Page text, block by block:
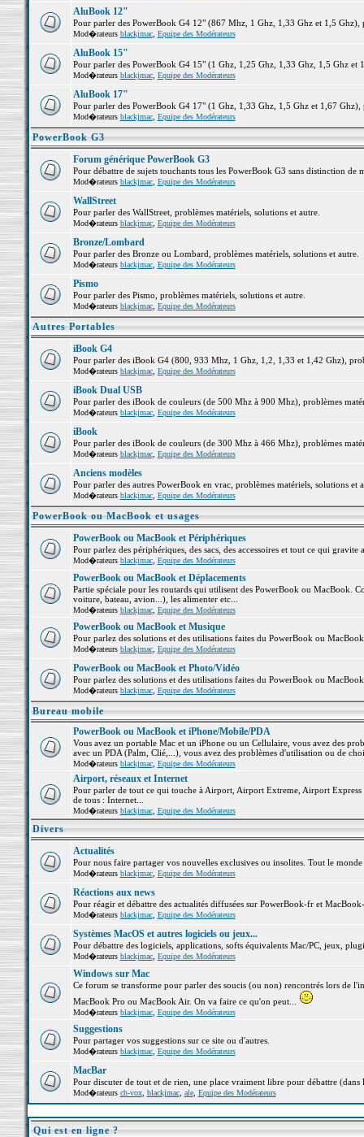
AluBook 12"
Pour parler des PowerBook G4 12" (867 Mhz, 1 Ghz, 1,33 Ghz et 1,5 Ghz),
Mod�rateurs blackjmac, Equipe des Modérateurs
AluBook 15"
Pour parler des PowerBook G4 15" (1 Ghz, 1,25 Ghz, 1,33 Ghz, 1,5 Ghz et
Mod�rateurs blackjmac, Equipe des Modérateurs
AluBook 17"
Pour parler des PowerBook G4 17" (1 Ghz, 1,33 Ghz, 1,5 Ghz et 1,67 Ghz),
Mod�rateurs blackjmac, Equipe des Modérateurs
PowerBook G3
Forum générique PowerBook G3
Pour débattre de sujets touchants tous les PowerBook G3 sans distinction de
Mod�rateurs blackjmac, Equipe des Modérateurs
WallStreet
Pour parler des WallStreet, problèmes matériels, solutions et autre.
Mod�rateurs blackjmac, Equipe des Modérateurs
Bronze/Lombard
Pour parler des Bronze ou Lombard, problèmes matériels, solutions et autre.
Mod�rateurs blackjmac, Equipe des Modérateurs
Pismo
Pour parler des Pismo, problèmes matériels, solutions et autre.
Mod�rateurs blackjmac, Equipe des Modérateurs
Autres Portables
iBook G4
Pour parler des iBook G4 (800, 933 Mhz, 1 Ghz, 1,2, 1,33 et 1,42 Ghz),
Mod�rateurs blackjmac, Equipe des Modérateurs
iBook Dual USB
Pour parler des iBook de couleurs (de 500 Mhz à 900 Mhz), problèmes
Mod�rateurs blackjmac, Equipe des Modérateurs
iBook
Pour parler des iBook de couleurs (de 300 Mhz à 466 Mhz), problèmes
Mod�rateurs blackjmac, Equipe des Modérateurs
Anciens modèles
Pour parler des autres PowerBook en vrac, problèmes matériels, solutions et
Mod�rateurs blackjmac, Equipe des Modérateurs
PowerBook ou MacBook et usages
PowerBook ou MacBook et Périphériques
Pour parlez des périphériques, des sacs, des accessoires et tout ce qui
Mod�rateurs blackjmac, Equipe des Modérateurs
PowerBook ou MacBook et Déplacements
Partie spéciale pour les routards qui utilisent des PowerBook ou MacBook.
voiture, bateau, avion...), les alimenter etc...
Mod�rateurs blackjmac, Equipe des Modérateurs
PowerBook ou MacBook et Musique
Pour parlez des solutions et des utilisations faites du PowerBook ou
Mod�rateurs blackjmac, Equipe des Modérateurs
PowerBook ou MacBook et Photo/Vidéo
Pour parlez des solutions et des utilisations faites du PowerBook ou
Mod�rateurs blackjmac, Equipe des Modérateurs
Bureau mobile
PowerBook ou MacBook et iPhone/Mobile/PDA
Vous avez un portable Mac et un iPhone ou un Cellulaire, vous avez des
avec un PDA (Palm, Clié,...), vous avez des problèmes d'utilisation ou de
Mod�rateurs blackjmac, Equipe des Modérateurs
Airport, réseaux et Internet
Pour parler de tout ce qui touche à Airport, Airport Extreme, Airport
de tous : Internet...
Mod�rateurs blackjmac, Equipe des Modérateurs
Divers
Actualités
Pour nous faire partager vos nouvelles exclusives ou insolites. Tout le
Mod�rateurs blackjmac, Equipe des Modérateurs
Réactions aux news
Pour réagir et débattre des actualités diffusées sur PowerBook-fr et
Mod�rateurs blackjmac, Equipe des Modérateurs
Systèmes MacOS et autres logiciels ou jeux...
Pour débattre des logiciels, applications, softs équivalents Mac/PC, jeux,
Mod�rateurs blackjmac, Equipe des Modérateurs
Windows sur Mac
Ce forum se transforme pour parler des soucis (ou non) rencontrés lors de
MacBook Pro ou MacBook Air. On va faire ce qu'on peut...
Mod�rateurs blackjmac, Equipe des Modérateurs
Suggestions
Pour partager vos suggestions sur ce site ou d'autres.
Mod�rateurs blackjmac, Equipe des Modérateurs
MacBar
Pour discuter de tout et de rien, une place vraiment libre pour débattre (dans
Mod�rateurs ch-vox, blackjmac, ale, Equipe des Modérateurs
Qui est en ligne ?